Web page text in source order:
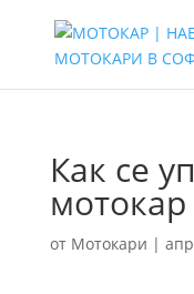
Как се
мотокар
от Мотокари |